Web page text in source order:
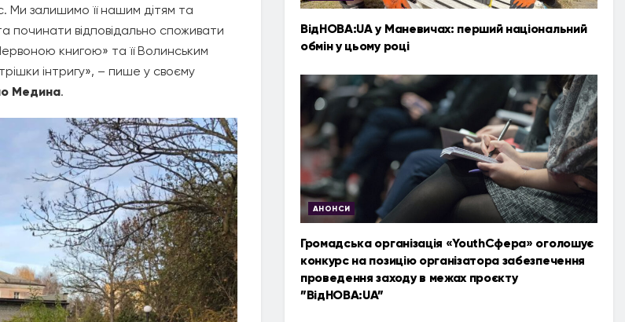
залишимо її нашим дітям та
починати відповідально споживати
книгою» та її Волинським
інтригу», – пише у своєму
Медина.
ВідНОВА:UA у Маневичах: перший національний
обмін у цьому році
АНОНСИ
Громадська організація «YouthСфера» оголошує
конкурс на позицію організатора забезпечення
проведення заходу в межах проєкту
”ВідНОВА:UA”